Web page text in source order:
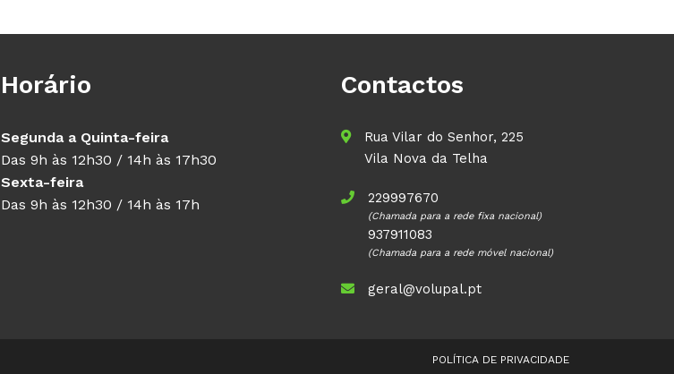
Horário
Segunda a Quinta-feira
Das 9h às 12h30 / 14h às 17h30
Sexta-feira
Das 9h às 12h30 / 14h às 17h
Contactos
Rua Vilar do Senhor, 225
Vila Nova da Telha
229997670
(Chamada para a rede fixa nacional)
937911083
(Chamada para a rede móvel nacional)
geral@volupal.pt
POLÍTICA DE PRIVACIDADE